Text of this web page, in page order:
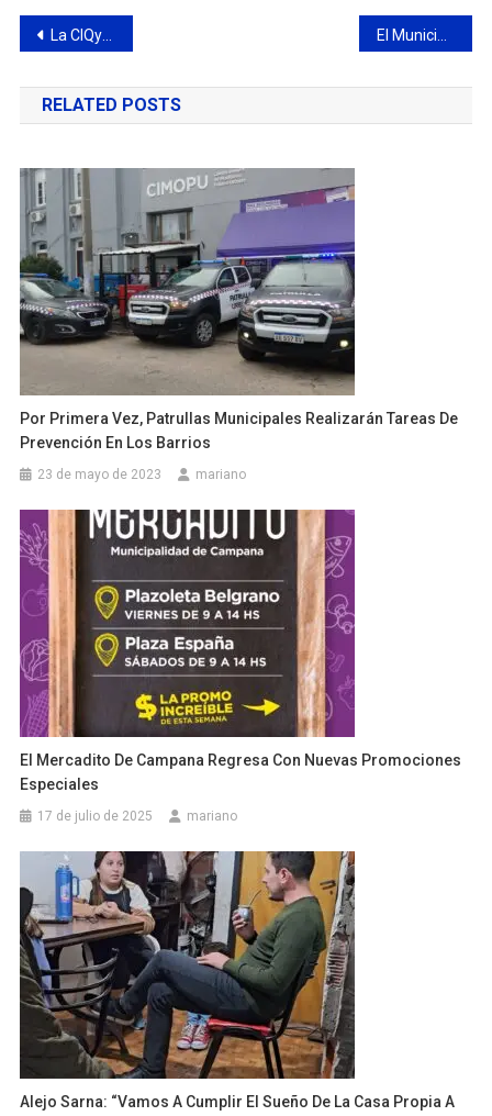
Navegación
de
entradas
La CIQyP® y el RENPRE llevaron adelante una capacitación sobre “Precursores Químicos” El Municipio embelleció la sociedad de fomento del barrio Sarmiento
RELATED POSTS
Por Primera Vez, Patrullas Municipales Realizarán Tareas De
Prevención En Los Barrios
23 de mayo de 2023 mariano
El Mercadito De Campana Regresa Con Nuevas Promociones
Especiales
17 de julio de 2025 mariano
Alejo Sarna: “Vamos A Cumplir El Sueño De La Casa Propia A